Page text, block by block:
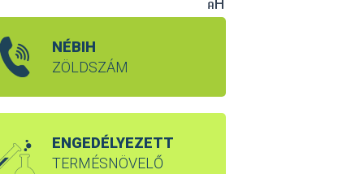
NÉBIH
ZÖLDSZÁM
ENGEDÉLYEZETT
TERMÉSNÖVELŐ